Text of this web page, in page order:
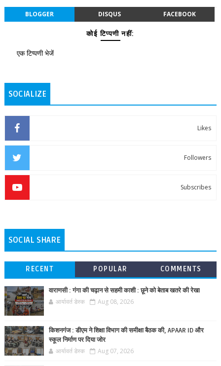
BLOGGER DISQUS FACEBOOK
कोई टिप्पणी नहीं:
एक टिप्पणी भेजें
SOCIALIZE
Likes
Followers
Subscribes
SOCIAL SHARE
RECENT POPULAR COMMENTS
वाराणसी : गंगा की चढ़ान से सहमी काशी : छूने को बेताब खतरे की रेखा
आर्यावर्त डेस्क Aug 08, 2026
किशनगंज : डीएम ने शिक्षा विभाग की समीक्षा बैठक की, APAAR ID और
स्कूल निर्माण पर दिया जोर
आर्यावर्त डेस्क Aug 07, 2026